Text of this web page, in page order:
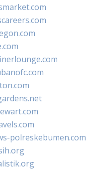
polreskebumen.com